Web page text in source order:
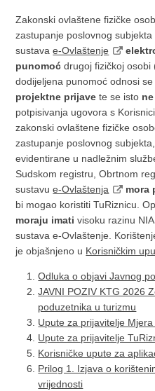
Zakonski ovlaštene fizičke
zastupanje poslovnog
sustavae-Ovlaštenje
punomoć drugoj fizičkoj osobi
dodijeljena punomoć odnosi
projektne prijave te se isto
potpisivanja ugovora s
zakonski ovlaštene fizičke
zastupanje poslovnog
evidentirane u nadležnim
Sudskom registru, Obrtnom
sustavue-Ovlaštenja mora
bi mogao koristiti TuRiznicu.
moraju imati visoku razinu
sustava e-Ovlaštenje.
je objašnjeno u Korisničkim
Odluka o objavi Javnog
JAVNI POZIV KTG 2026
poduzetnika u turizmu
Upute za prijavitelje
Upute za prijavitelje
Korisničke upute za
Prilog 1. Izjava o
vrijednosti